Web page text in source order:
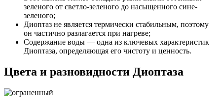
зеленого от светло-зеленого до насыщенного сине-
зеленого;
Диоптаз не является термически стабильным, поэтому
он частично разлагается при нагреве;
Содержание воды — одна из ключевых характеристик
Диоптаза, определяющая его чистоту и ценность.
Цвета и разновидности Диоптаза